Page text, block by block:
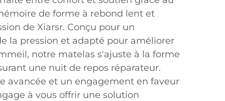
de forme à rebond lent et
de Xiarsr. Conçu pour un
la pression et adapté pour améliorer
notre matelas s'ajuste à la forme
une nuit de repos réparateur.
avancée et un engagement en faveur
à vous offrir une solution